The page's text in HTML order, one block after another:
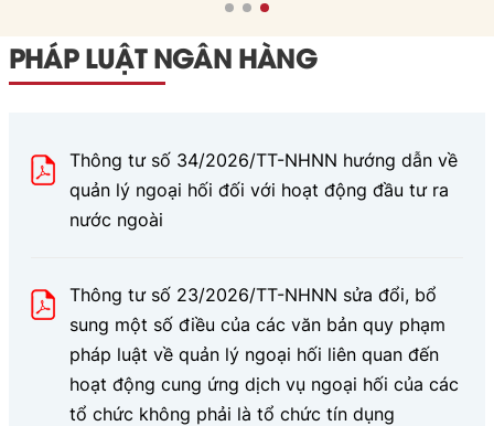
PHÁP LUẬT NGÂN HÀNG
Thông tư số 34/2026/TT-NHNN hướng dẫn về
quản lý ngoại hối đối với hoạt động đầu tư ra
nước ngoài
Thông tư số 23/2026/TT-NHNN sửa đổi, bổ
sung một số điều của các văn bản quy phạm
pháp luật về quản lý ngoại hối liên quan đến
hoạt động cung ứng dịch vụ ngoại hối của các
tổ chức không phải là tổ chức tín dụng